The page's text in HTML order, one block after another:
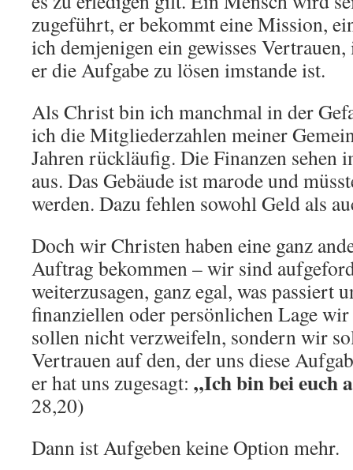
zugeführt, er bekommt eine Mission,
ich demjenigen ein gewisses
er die Aufgabe zu lösen imstande ist.
Als Christ bin ich manchmal in der
ich die Mitgliederzahlen meiner
Jahren rückläufig. Die Finanzen sehen
aus. Das Gebäude ist marode und
werden. Dazu fehlen sowohl Geld als
Doch wir Christen haben eine ganz
Auftrag bekommen – wir sind
weiterzusagen, ganz egal, was passiert
finanziellen oder persönlichen Lage
sollen nicht verzweifeln, sondern wir
Vertrauen auf den, der uns diese
er hat uns zugesagt: „Ich bin bei euch
28,20)
Dann ist Aufgeben keine Option mehr.